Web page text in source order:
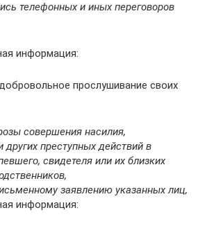
телефонных и иных переговоров
информация:
прослушивание своих
совершения насилия,
других преступных действий в
свидетеля или их близких
заявлению указанных лиц,
информация: